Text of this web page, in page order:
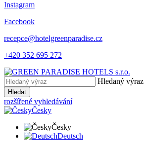
Instagram
Facebook
recepce@hotelgreenparadise.cz
+420 352 695 272
Hledaný výraz
Hledat
rozšířené vyhledávání
Česky
Česky
Deutsch